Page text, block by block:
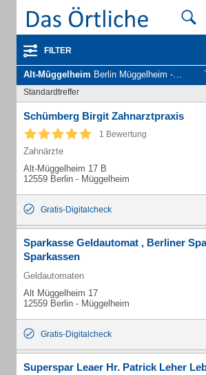
FILTER
Alt-Müggelheim Berlin Müggelheim - Unternehmen und Personen
Standardtreffer
Schümberg Birgit Zahnarztpraxis
1 Bewertung
Zahnärzte
Alt-Müggelheim 17 B
12559 Berlin - Müggelheim
Gratis-Digitalcheck
Sparkasse Geldautomat , Berliner
Sparkassen
Geldautomaten
Alt Müggelheim 17
12559 Berlin - Müggelheim
Gratis-Digitalcheck
Superspar Leaer Hr. Patrick Leher